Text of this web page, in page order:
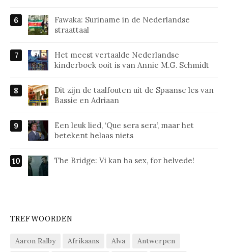
Fawaka: Suriname in de Nederlandse
straattaal
Het meest vertaalde Nederlandse
kinderboek ooit is van Annie M.G. Schmidt
Dit zijn de taalfouten uit de Spaanse les van
Bassie en Adriaan
Een leuk lied, ‘Que sera sera’, maar het
betekent helaas niets
The Bridge: Vi kan ha sex, for helvede!
TREFWOORDEN
Aaron Ralby Afrikaans Alva
Antwerpen